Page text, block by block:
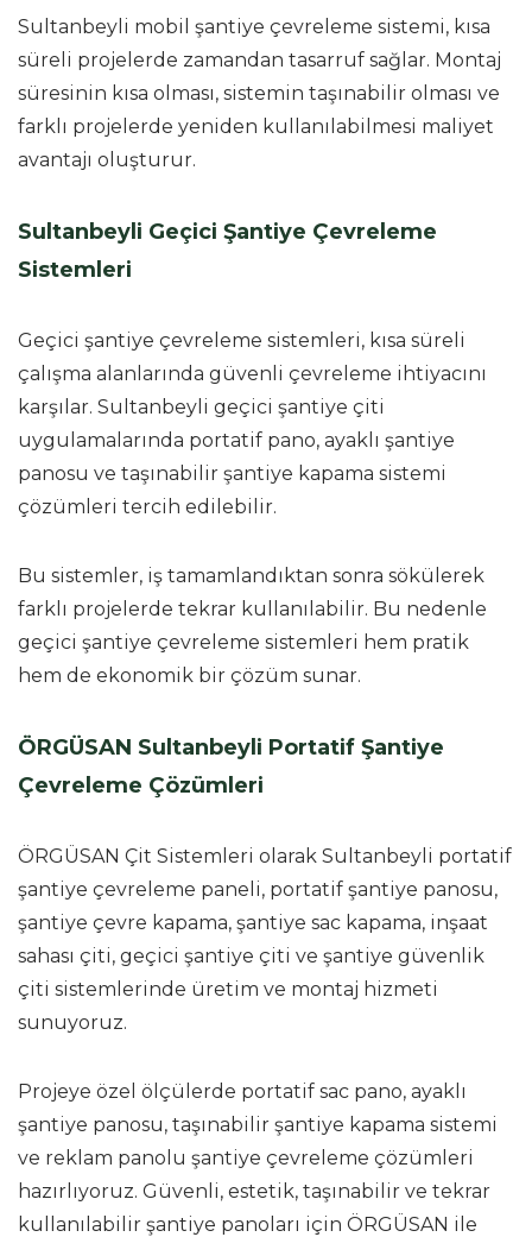
Sultanbeyli mobil şantiye çevreleme sistemi, kısa
süreli projelerde zamandan tasarruf sağlar. Montaj
süresinin kısa olması, sistemin taşınabilir olması ve
farklı projelerde yeniden kullanılabilmesi maliyet
avantajı oluşturur.
Sultanbeyli Geçici Şantiye Çevreleme
Sistemleri
Geçici şantiye çevreleme sistemleri, kısa süreli
çalışma alanlarında güvenli çevreleme ihtiyacını
karşılar. Sultanbeyli geçici şantiye çiti
uygulamalarında portatif pano, ayaklı şantiye
panosu ve taşınabilir şantiye kapama sistemi
çözümleri tercih edilebilir.
Bu sistemler, iş tamamlandıktan sonra sökülerek
farklı projelerde tekrar kullanılabilir. Bu nedenle
geçici şantiye çevreleme sistemleri hem pratik
hem de ekonomik bir çözüm sunar.
ÖRGÜSAN Sultanbeyli Portatif Şantiye
Çevreleme Çözümleri
ÖRGÜSAN Çit Sistemleri olarak Sultanbeyli portatif
şantiye çevreleme paneli, portatif şantiye panosu,
şantiye çevre kapama, şantiye sac kapama, inşaat
sahası çiti, geçici şantiye çiti ve şantiye güvenlik
çiti sistemlerinde üretim ve montaj hizmeti
sunuyoruz.
Projeye özel ölçülerde portatif sac pano, ayaklı
şantiye panosu, taşınabilir şantiye kapama sistemi
ve reklam panolu şantiye çevreleme çözümleri
hazırlıyoruz. Güvenli, estetik, taşınabilir ve tekrar
kullanılabilir şantiye panoları için ÖRGÜSAN ile